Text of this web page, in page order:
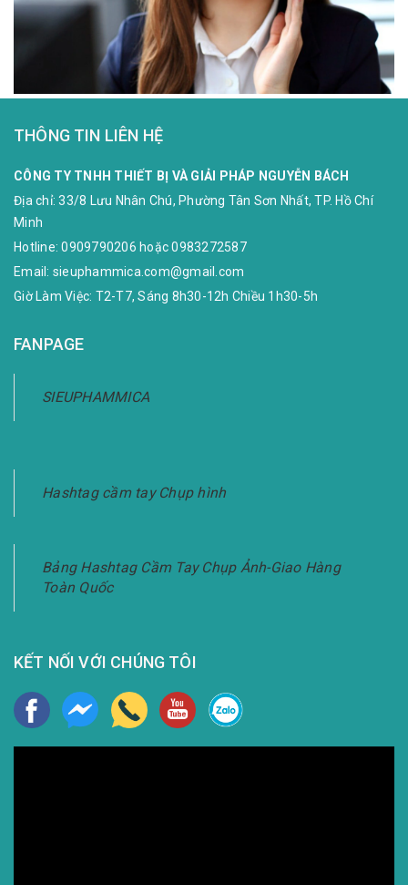
THÔNG TIN LIÊN HỆ
CÔNG TY TNHH THIẾT BỊ VÀ GIẢI PHÁP NGUYỄN BÁCH
Địa chỉ:33/8 Lưu Nhân Chú, Phường Tân Sơn Nhất, TP. Hồ Chí
Minh
Hotline:0909790206 hoặc0983272587
Email: sieuphammica.com@gmail.com
Giờ Làm Việc: T2-T7, Sáng 8h30-12h Chiều 1h30-5h
FANPAGE
SIEUPHAMMICA
Hashtag cầm tay Chụp hình
Bảng Hashtag Cầm Tay Chụp Ảnh-Giao Hàng
Toàn Quốc
KẾT NỐI VỚI CHÚNG TÔI